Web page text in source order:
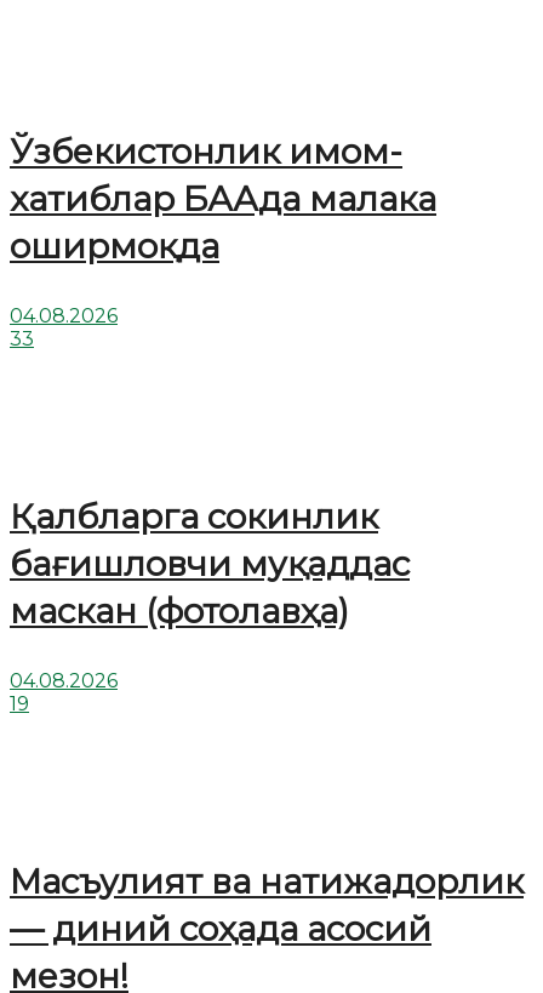
Ўзбекистонлик имом-
хатиблар БААда малака
оширмоқда
04.08.2026
33
Қалбларга сокинлик
бағишловчи муқаддас
маскан (фотолавҳа)
04.08.2026
19
Масъулият ва натижадорлик
— диний соҳада асосий
мезон!